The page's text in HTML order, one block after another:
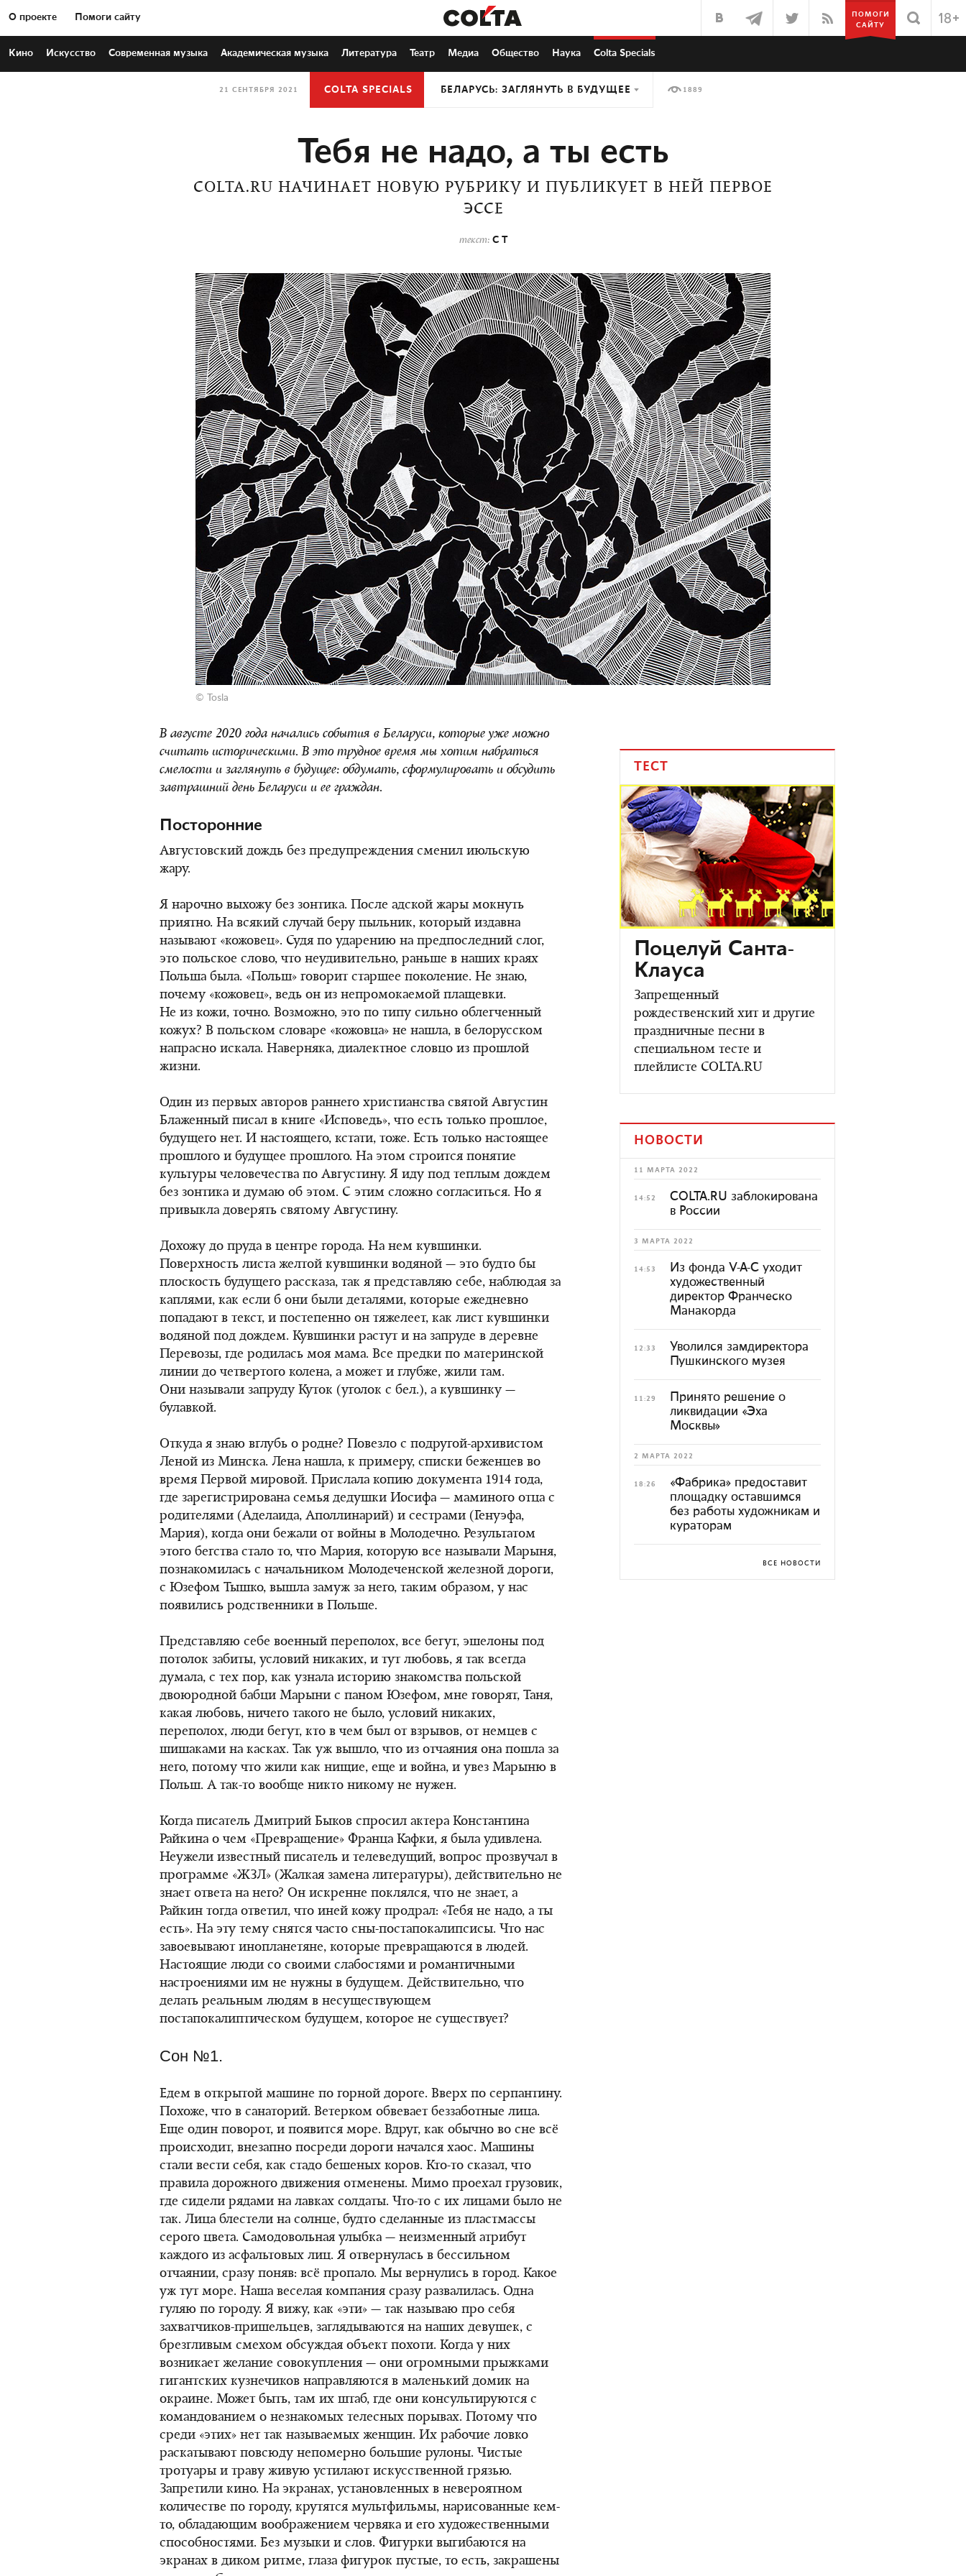
О проекте Помоги сайту
ПОМОГИ
САЙТУ
Кино Искусство Современная музыка Академическая музыка Литература Театр Медиа Общество Наука Colta Specials
21 СЕНТЯБРЯ 2021 COLTA SPECIALS БЕЛАРУСЬ: ЗАГЛЯНУТЬ В БУДУЩЕЕ 1889
Тебя не надо, а ты есть
СOLTA.RU НАЧИНАЕТ НОВУЮ РУБРИКУ И ПУБЛИКУЕТ В НЕЙ ПЕРВОЕ
ЭССЕ
текст: С Т
© Tosla
В августе 2020 года начались события в Беларуси, которые уже можно
считать историческими. В это трудное время мы хотим набраться
смелости и заглянуть в будущее: обдумать, сформулировать и обсудить
завтрашний день Беларуси и ее граждан.
Посторонние
Августовский дождь без предупреждения сменил июльскую
жару.
Я нарочно выхожу без зонтика. После адской жары мокнуть
приятно. На всякий случай беру пыльник, который издавна
называют «кожовец». Судя по ударению на предпоследний слог,
это польское слово, что неудивительно, раньше в наших краях
Польша была. «Польш» говорит старшее поколение. Не знаю,
почему «кожовец», ведь он из непромокаемой плащевки.
Не из кожи, точно. Возможно, это по типу сильно облегченный
кожух? В польском словаре «кожовца» не нашла, в белорусском
напрасно искала. Наверняка, диалектное словцо из прошлой
жизни.
Один из первых авторов раннего христианства святой Августин
Блаженный писал в книге «Исповедь», что есть только прошлое,
будущего нет. И настоящего, кстати, тоже. Есть только настоящее
прошлого и будущее прошлого. На этом строится понятие
культуры человечества по Августину. Я иду под теплым дождем
без зонтика и думаю об этом. С этим сложно согласиться. Но я
привыкла доверять святому Августину.
Дохожу до пруда в центре города. На нем кувшинки.
Поверхность листа желтой кувшинки водяной — это будто бы
плоскость будущего рассказа, так я представляю себе, наблюдая за
каплями, как если б они были деталями, которые ежедневно
попадают в текст, и постепенно он тяжелеет, как лист кувшинки
водяной под дождем. Кувшинки растут и на запруде в деревне
Перевозы, где родилась моя мама. Все предки по материнской
линии до четвертого колена, а может и глубже, жили там.
Они называли запруду Куток (уголок с бел.), а кувшинку —
булавкой.
Откуда я знаю вглубь о родне? Повезло с подругой-архивистом
Леной из Минска. Лена нашла, к примеру, списки беженцев во
время Первой мировой. Прислала копию документа 1914 года,
где зарегистрирована семья дедушки Иосифа — маминого отца с
родителями (Аделаида, Аполлинарий) и сестрами (Генуэфа,
Мария), когда они бежали от войны в Молодечно. Результатом
этого бегства стало то, что Мария, которую все называли Марыня,
познакомилась с начальником Молодеченской железной дороги,
с Юзефом Тышко, вышла замуж за него, таким образом, у нас
появились родственники в Польше.
Представляю себе военный переполох, все бегут, эшелоны под
потолок забиты, условий никаких, и тут любовь, я так всегда
думала, с тех пор, как узнала историю знакомства польской
двоюродной бабци Марыни с паном Юзефом, мне говорят, Таня,
какая любовь, ничего такого не было, условий никаких,
переполох, люди бегут, кто в чем был от взрывов, от немцев с
шишаками на касках. Так уж вышло, что из отчаяния она пошла за
него, потому что жили как нищие, еще и война, и увез Марыню в
Польш. А так-то вообще никто никому не нужен.
Когда писатель Дмитрий Быков спросил актера Константина
Райкина о чем «Превращение» Франца Кафки, я была удивлена.
Неужели известный писатель и телеведущий, вопрос прозвучал в
программе «ЖЗЛ» (Жалкая замена литературы), действительно не
знает ответа на него? Он искренне поклялся, что не знает, а
Райкин тогда ответил, что иней кожу продрал: «Тебя не надо, а ты
есть». На эту тему снятся часто сны-постапокалипсисы. Что нас
завоевывают инопланетяне, которые превращаются в людей.
Настоящие люди со своими слабостями и романтичными
настроениями им не нужны в будущем. Действительно, что
делать реальным людям в несуществующем
постапокалиптическом будущем, которое не существует?
Сон №1.
Едем в открытой машине по горной дороге. Вверх по серпантину.
Похоже, что в санаторий. Ветерком обвевает беззаботные лица.
Еще один поворот, и появится море. Вдруг, как обычно во сне всё
происходит, внезапно посреди дороги начался хаос. Машины
стали вести себя, как стадо бешеных коров. Кто-то сказал, что
правила дорожного движения отменены. Мимо проехал грузовик,
где сидели рядами на лавках солдаты. Что-то с их лицами было не
так. Лица блестели на солнце, будто сделанные из пластмассы
серого цвета. Самодовольная улыбка — неизменный атрибут
каждого из асфальтовых лиц. Я отвернулась в бессильном
отчаянии, сразу поняв: всё пропало. Мы вернулись в город. Какое
уж тут море. Наша веселая компания сразу развалилась. Одна
гуляю по городу. Я вижу, как «эти» — так называю про себя
захватчиков-пришельцев, заглядываются на наших девушек, с
брезгливым смехом обсуждая объект похоти. Когда у них
возникает желание совокупления — они огромными прыжками
гигантских кузнечиков направляются в маленький домик на
окраине. Может быть, там их штаб, где они консультируются с
командованием о незнакомых телесных порывах. Потому что
среди «этих» нет так называемых женщин. Их рабочие ловко
раскатывают повсюду непомерно большие рулоны. Чистые
тротуары и траву живую устилают искусственной грязью.
Запретили кино. На экранах, установленных в невероятном
количестве по городу, крутятся мультфильмы, нарисованные кем-
то, обладающим воображением червяка и его художественными
способностями. Без музыки и слов. Фигурки выгибаются на
экранах в диком ритме, глаза фигурок пустые, то есть, закрашены
ТЕСТ
Поцелуй Санта-
Клауса
Запрещенный
рождественский хит и другие
праздничные песни в
специальном тесте и
плейлисте COLTA.RU
НОВОСТИ
11 МАРТА 2022
14:52
COLTA.RU заблокирована
в России
3 МАРТА 2022
14:53
Из фонда V-A-C уходит
художественный
директор Франческо
Манакорда
12:33
Уволился замдиректора
Пушкинского музея
11:29
Принято решение о
ликвидации «Эха
Москвы»
2 МАРТА 2022
18:26
«Фабрика» предоставит
площадку оставшимся
без работы художникам и
кураторам
ВСЕ НОВОСТИ